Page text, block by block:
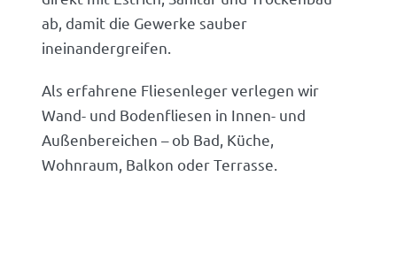
ab, damit die Gewerke sauber
ineinandergreifen.
Als erfahrene Fliesenleger verlegen wir
Wand- und Bodenfliesen in Innen- und
Außenbereichen – ob Bad, Küche,
Wohnraum, Balkon oder Terrasse.